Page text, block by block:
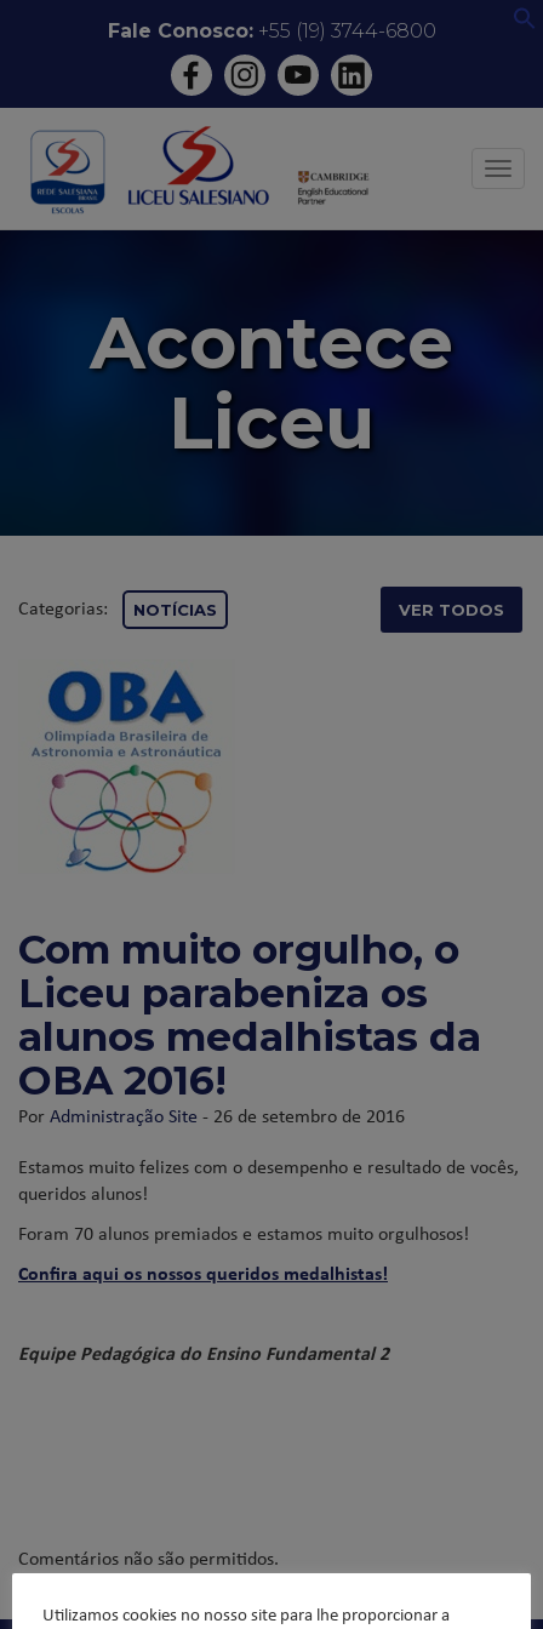
conteúdo
Fale Conosco:+55 (19) 3744-6800
Acontece
Liceu
Categorias: NOTÍCIAS VER TODOS
Com muito orgulho, o
Liceu parabeniza os
alunos medalhistas da
OBA 2016!
PorAdministração Site - 26 de setembro de 2016
Estamos muito felizes com o desempenho e resultado de vocês,
queridos alunos!
Foram 70 alunos premiados e estamos muito orgulhosos!
Confira aqui os nossos queridos medalhistas!
Equipe Pedagógica do Ensino Fundamental 2
Comentários não são permitidos.
Utilizamos cookies no nosso site para lhe proporcionar a